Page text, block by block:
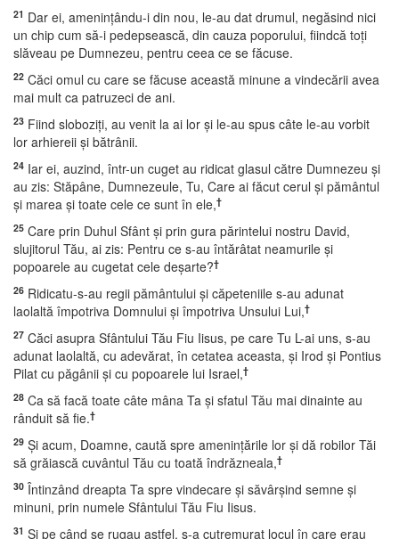
21 Dar ei, ameninţându-i din nou, le-au dat drumul, negăsind nici
un chip cum să-i pedepsească, din cauza poporului, fiindcă toţi
slăveau pe Dumnezeu, pentru ceea ce se făcuse.
22 Căci omul cu care se făcuse această minune a vindecării avea
mai mult ca patruzeci de ani.
23 Fiind sloboziţi, au venit la ai lor şi le-au spus câte le-au vorbit
lor arhiereii şi bătrânii.
24 Iar ei, auzind, într-un cuget au ridicat glasul către Dumnezeu şi
au zis: Stăpâne, Dumnezeule, Tu, Care ai făcut cerul şi pământul
şi marea şi toate cele ce sunt în ele,†
25 Care prin Duhul Sfânt şi prin gura părintelui nostru David,
slujitorul Tău, ai zis: Pentru ce s-au întărâtat neamurile şi
popoarele au cugetat cele deşarte?†
26 Ridicatu-s-au regii pământului şi căpeteniile s-au adunat
laolaltă împotriva Domnului şi împotriva Unsului Lui,†
27 Căci asupra Sfântului Tău Fiu Iisus, pe care Tu L-ai uns, s-au
adunat laolaltă, cu adevărat, în cetatea aceasta, şi Irod şi Pontius
Pilat cu păgânii şi cu popoarele lui Israel,†
28 Ca să facă toate câte mâna Ta şi sfatul Tău mai dinainte au
rânduit să fie.†
29 Şi acum, Doamne, caută spre ameninţările lor şi dă robilor Tăi
să grăiască cuvântul Tău cu toată îndrăzneala,†
30 Întinzând dreapta Ta spre vindecare şi săvârşind semne şi
minuni, prin numele Sfântului Tău Fiu Iisus.
31 Şi pe când se rugau astfel, s-a cutremurat locul în care erau